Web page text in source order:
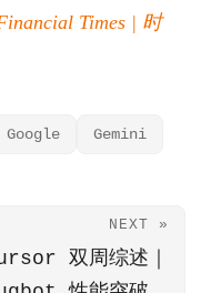
Times | 时
Google Gemini
NEXT »
双周综述｜